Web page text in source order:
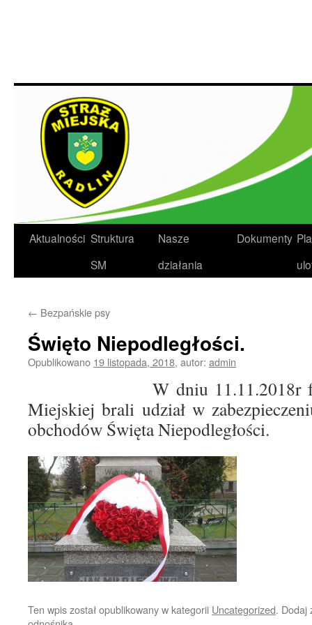
Aktualności Struktura
SM
Nasze
działania
Dokumenty
← Bezpańskie psy
Święto Niepodległości.
Opublikowano 19 listopada, 2018, autor: admin
W dniu 11.11.2018r
Miejskiej brali udział w
obchodów Święta Niepodległości.
Ten wpis został opublikowany w kategorii Uncategorized. Dodaj